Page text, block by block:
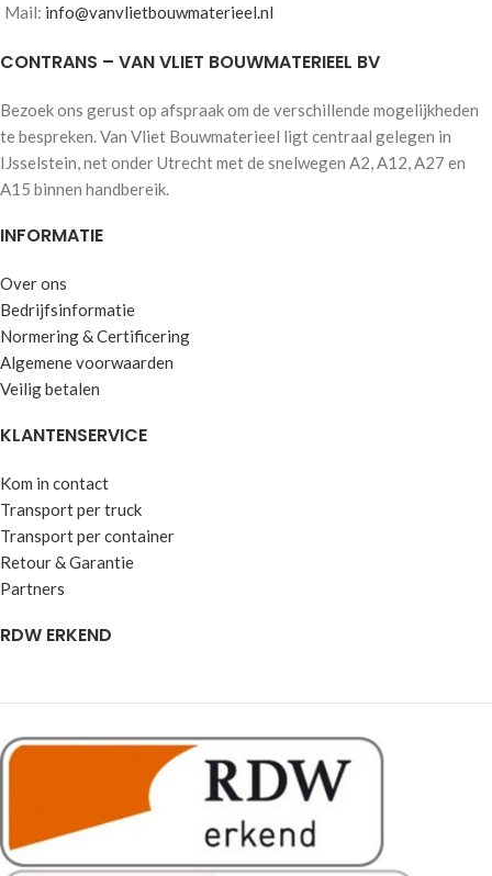
Mail: info@vanvlietbouwmaterieel.nl
CONTRANS – VAN VLIET BOUWMATERIEEL BV
Bezoek ons gerust op afspraak om de verschillende mogelijkheden
te bespreken. Van Vliet Bouwmaterieel ligt centraal gelegen in
IJsselstein, net onder Utrecht met de snelwegen A2, A12, A27 en
A15 binnen handbereik.
INFORMATIE
Over ons
Bedrijfsinformatie
Normering & Certificering
Algemene voorwaarden
Veilig betalen
KLANTENSERVICE
Kom in contact
Transport per truck
Transport per container
Retour & Garantie
Partners
RDW ERKEND